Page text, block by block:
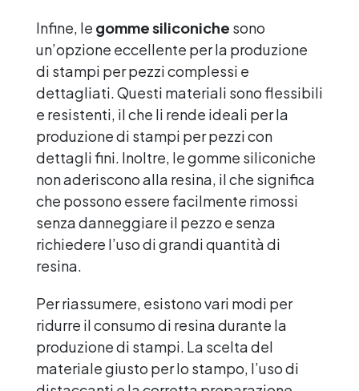
Infine, le gomme siliconiche sono
un’opzione eccellente per la produzione
di stampi per pezzi complessi e
dettagliati. Questi materiali sono flessibili
e resistenti, il che li rende ideali per la
produzione di stampi per pezzi con
dettagli fini. Inoltre, le gomme siliconiche
non aderiscono alla resina, il che significa
che possono essere facilmente rimossi
senza danneggiare il pezzo e senza
richiedere l’uso di grandi quantità di
resina.
Per riassumere, esistono vari modi per
ridurre il consumo di resina durante la
produzione di stampi. La scelta del
materiale giusto per lo stampo, l’uso di